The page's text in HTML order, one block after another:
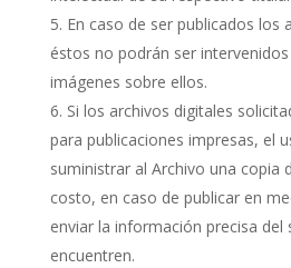
En caso de ser publicados los
éstos no podrán ser
imágenes sobre ellos.
Si los archivos digitales
para publicaciones impresas, el
suministrar al Archivo una copia
costo, en caso de publicar en
enviar la información precisa del
encuentren.